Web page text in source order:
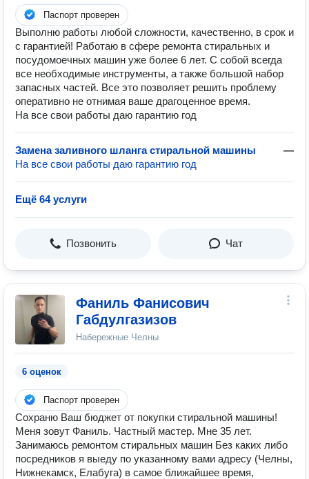
Паспорт проверен
Выполню работы любой сложности, качественно, в срок и
с гарантией! Работаю в сфере ремонта стиральных и
посудомоечных машин уже более 6 лет. С собой всегда
все необходимые инструменты, а также большой набор
запасных частей. Все это позволяет решить проблему
оперативно не отнимая ваше драгоценное время.
На все свои работы даю гарантию год
Замена заливного шланга стиральной машины
—
На все свои работы даю гарантию год
Ещё 64 услуги
Позвонить Чат
Фаниль Фанисович
Габдулгазизов
Набережные Челны
6 оценок
Паспорт проверен
Сохраню Ваш бюджет от покупки стиральной машины!
Меня зовут Фаниль. Частный мастер. Мне 35 лет.
Занимаюсь ремонтом стиральных машин Без каких либо
посредников я выеду по указанному вами адресу (Челны,
Нижнекамск, Елабуга) в самое ближайшее время,